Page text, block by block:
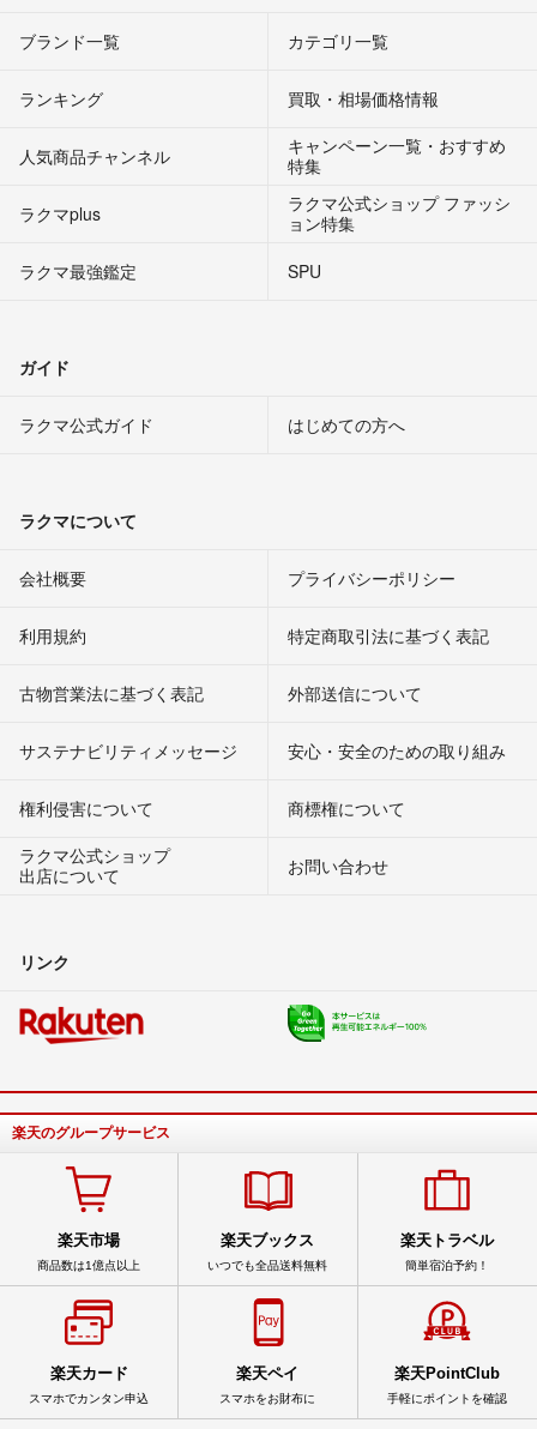
ブランド一覧 カテゴリ一覧
ランキング 買取・相場価格情報
人気商品チャンネル
キャンペーン一覧・おすすめ
特集
ラクマplus
ラクマ公式ショップ ファッシ
ョン特集
ラクマ最強鑑定
SPU
ガイド
ラクマ公式ガイド はじめての方へ
ラクマについて
会社概要 プライバシーポリシー
利用規約 特定商取引法に基づく表記
古物営業法に基づく表記 外部送信について
サステナビリティメッセージ 安心・安全のための取り組み
権利侵害について
商標権について
ラクマ公式ショップ
出店について
お問い合わせ
リンク
楽天のグループサービス
楽天市場
商品数は1億点以上
楽天ブックス
いつでも全品送料無料
楽天トラベル
簡単宿泊予約！
楽天カード
スマホでカンタン申込
楽天ペイ
スマホをお財布に
楽天PointClub
手軽にポイントを確認